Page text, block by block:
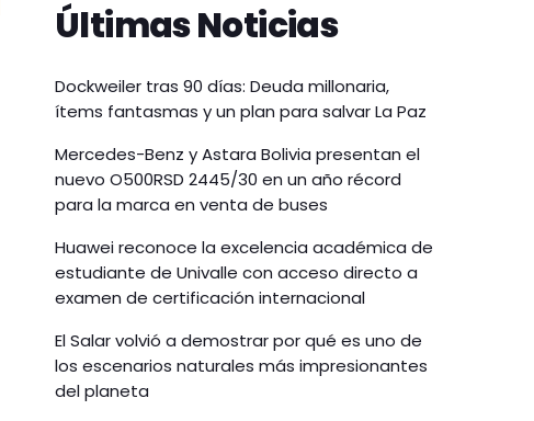
Últimas Noticias
Dockweiler tras 90 días: Deuda millonaria,
ítems fantasmas y un plan para salvar La Paz
Mercedes-Benz y Astara Bolivia presentan el
nuevo O500RSD 2445/30 en un año récord
para la marca en venta de buses
Huawei reconoce la excelencia académica de
estudiante de Univalle con acceso directo a
examen de certificación internacional
El Salar volvió a demostrar por qué es uno de
los escenarios naturales más impresionantes
del planeta